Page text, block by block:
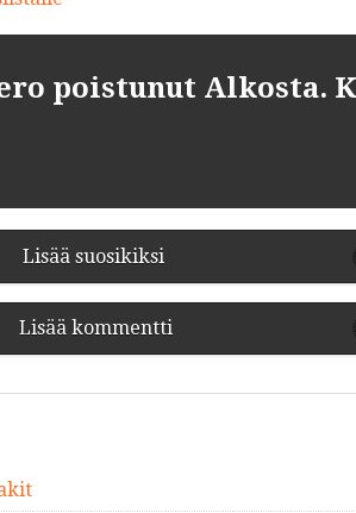
poistunut Alkosta.
Lisää suosikiksi
Lisää kommentti